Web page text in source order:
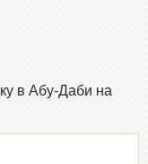
в Абу-Даби на